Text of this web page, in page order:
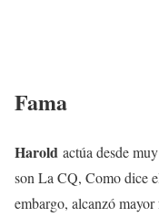
Fama
Harold actúa desde
son La CQ, Como dice
embargo, alcanzó